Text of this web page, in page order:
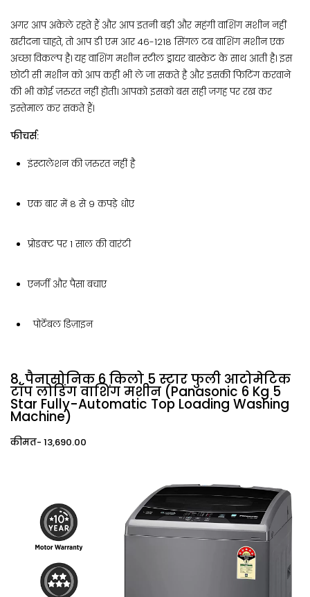
अगर आप अकेले रहते हैं और आप इतनी बड़ी और महंगी वाशिंग मशीन नहीं
खरीदना चाहते, तो आप डी एम आर 46-1218 सिंगल टब वाशिंग मशीन एक
अच्छा विकल्प है। यह वाशिंग मशीन स्टील ड्रायर बास्केट के साथ आती है। इस
छोटी सी मशीन को आप कहीं भी ले जा सकते है और इसकी फिटिंग करवाने
की भी कोई ज़रुरत नहीं होती। आपको इसको बस सही जगह पर रख कर
इस्तेमाल कर सकते हैं।
फीचर्स:
इंस्टालेशन की ज़रुरत नहीं है
एक बार में 8 से 9 कपड़े धोए
प्रोडक्ट पर 1 साल की वारंटी
एनर्जी और पैसा बचाए
पोर्टेबल डिज़ाइन
8. पैनासोनिक 6 किलो 5 स्टार फुली आटोमेटिक
टॉप लोडिंग वाशिंग मशीन (Panasonic 6 Kg 5
Star Fully-Automatic Top Loading Washing
Machine)
कीमत- ₹13,690.00